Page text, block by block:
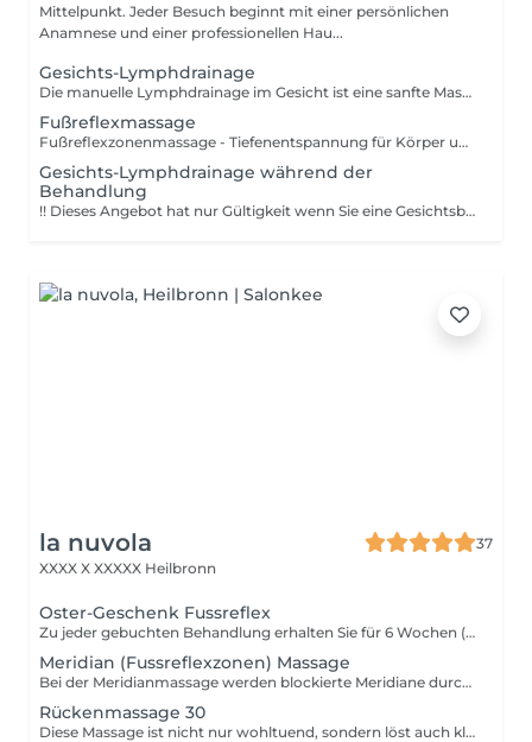
Mittelpunkt. Jeder Besuch beginnt mit einer persönlichen
Anamnese und einer professionellen Hau...
Gesichts-Lymphdrainage
Die manuelle Lymphdrainage im Gesicht ist eine sanfte Massagetechnik, die den Lymphfluss anregt, Schwellungen (besonders um Augen und Kinn) reduziert und für ein strafferes, frischeres Hautbild sorgt. Durch sanftes Ausstreichen von der Gesichtsmitte nach außen und unten werden angestaute Flüssigkeiten abtransportiert. Vorteile: - Schwellungsreduktion: Wirkt effektiv gegen Tränensäcke und geschwollene Konturen. - Anti-Aging & Glow: Strafft die Haut, fördert die Durchblutung und sorgt für einen gesunden Teint. - Entgiftung: Hilft der Haut, Schlackenstoffe abzubauen. - Entspannung: Wirkt entspannend und kann bei Kopfschmerzen helfen. !! Wichtige Hinweise !! Nicht anwenden bei akuten Infektionen, Schilddrüsenproblemen, Asthma, Bluthochdruck oder Krebserkrankungen ohne ärztlichen Rat.
Fußreflexmassage
Fußreflexzonenmassage - Tiefenentspannung für Körper und Geist. Diese besondere Massage bringt Körper und Seele in Einklang. Es werden gezielt die Reflexzonen stimuliert, um das Lymphsystem zu aktivieren, die Durchblutung zu fördern und die Selbstheilungskräfte des Körpers anzuregen. Die sanfte Massage sorgt für tiefe Entspannung, ein angenehmes Körpergefühl und neue Energie. Viele Kundinnen und Kunden spüren sofort eine wohltuende Leichtigkeit und innere Balance. Die Fußreflexzonenmassage ist ein exklusives Wohlfühl-Erlebnis und die perfekte Ergänzung zur professionellen Fußpflege.
Gesichts-Lymphdrainage während der
Behandlung
!! Dieses Angebot hat nur Gültigkeit wenn Sie eine Gesichtsbehandlung dazu gebucht haben !! Die manuelle Lymphdrainage im Gesicht ist eine sanfte Massagetechnik, die den Lymphfluss anregt, Schwellungen (besonders um Augen und Kinn) reduziert und für ein strafferes, frischeres Hautbild sorgt. Durch sanftes Ausstreichen von der Gesichtsmitte nach außen und unten werden angestaute Flüssigkeiten abtransportiert. Vorteile: - Schwellungsreduktion: Wirkt effektiv gegen Tränensäcke und geschwollene Konturen. - Anti-Aging & Glow: Strafft die Haut, fördert die Durchblutung und sorgt für einen gesunden Teint. - Entgiftung: Hilft der Haut, Schlackenstoffe abzubauen. - Entspannung: Wirkt entspannend und kann bei Kopfschmerzen helfen. !! Wichtige Hinweise !! Nicht anwenden bei akuten Infektionen, Schilddrüsenproblemen, Asthma, Bluthochdruck oder Krebserkrankungen ohne ärztlichen Rat.
la nuvola
37
XXXX X XXXXX Heilbronn
Oster-Geschenk Fussreflex
Zu jeder gebuchten Behandlung erhalten Sie für 6 Wochen (bis einschließlich 17.5.2026) eine 10-minütige Fussreflexzonenmassage kostenfrei dazu. Die Massage kann als Add-on zur Behandlung hinzu gebucht werden - auch nachträglich zu bestehenden Terminen. Gönnen Sie sich einen Moment tiefer Entspannung und starten Sie erholt in den Frühling.
Meridian (Fussreflexzonen) Massage
Bei der Meridianmassage werden blockierte Meridiane durch Drücken oder sanftes Ausstreichen stimuliert, um den natürlichen Energiefluss wieder herzustellen. Besonderes Augenmerk wird dabei auf die Trigger und Akkupunkturpunkte gelegt, die jedoch nicht mit Nadeln gestochen, sondern lediglich durch Druck angeregt werden.
Rückenmassage 30
Diese Massage ist nicht nur wohltuend, sondern löst auch kleinere Verspannungen. Sie entspannt den ganzen Körper und wirkt harmonisierend auf den Geist.